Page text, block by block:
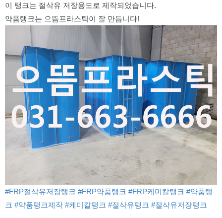
이 탱크는 절삭유 저장용도로 제작되었습니다.
약품탱크는 으뜸프라스틱이 잘 만듭니다!
#FRP절삭유저장탱크 #FRP약품탱크 #FRP케미칼탱크 #약품탱
크 #약품탱크제작 #케미칼탱크 #절삭유탱크 #절삭유저장탱크